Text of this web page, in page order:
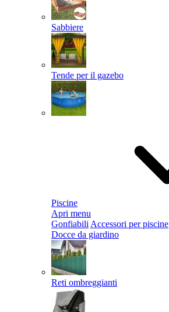
Sabbiere
Tende per il gazebo
Piscine
Apri menu
Gonfiabili Accessori per piscine
Docce da giardino
Reti ombreggianti